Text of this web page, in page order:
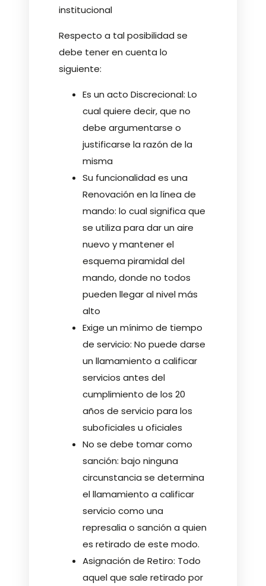
institucional
Respecto a tal posibilidad se
debe tener en cuenta lo
siguiente:
Es un acto Discrecional: Lo
cual quiere decir, que no
debe argumentarse o
justificarse la razón de la
misma
Su funcionalidad es una
Renovación en la línea de
mando: lo cual significa que
se utiliza para dar un aire
nuevo y mantener el
esquema piramidal del
mando, donde no todos
pueden llegar al nivel más
alto
Exige un mínimo de tiempo
de servicio: No puede darse
un llamamiento a calificar
servicios antes del
cumplimiento de los 20
años de servicio para los
suboficiales u oficiales
No se debe tomar como
sanción: bajo ninguna
circunstancia se determina
el llamamiento a calificar
servicio como una
represalia o sanción a quien
es retirado de este modo.
Asignación de Retiro: Todo
aquel que sale retirado por